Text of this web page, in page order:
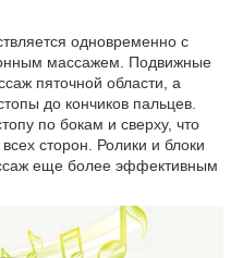
одновременно с
массажем. Подвижные
пяточной области, а
до кончиков пальцев.
по бокам и сверху, что
сторон. Ролики и блоки
еще более эффективным